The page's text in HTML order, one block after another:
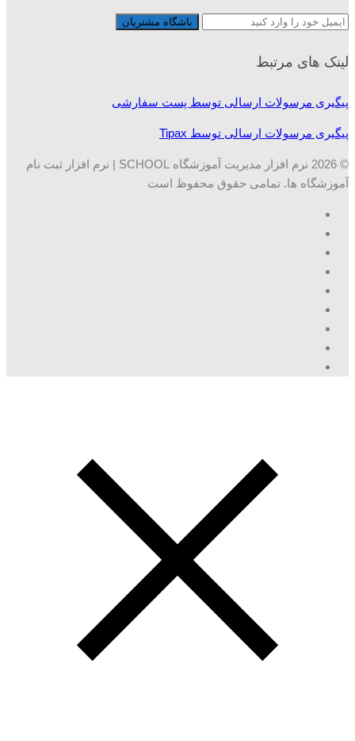
لینک های مرتبط
پیگیری مرسولات ارسالی توسط پست سفارشی
پیگیری مرسولات ارسالی توسط Tipax
© 2026 نرم افزار مدیریت آموزشگاه SCHOOL | نرم افزار ثبت نام
آموزشگاه ها. تمامی حقوق محفوظ است